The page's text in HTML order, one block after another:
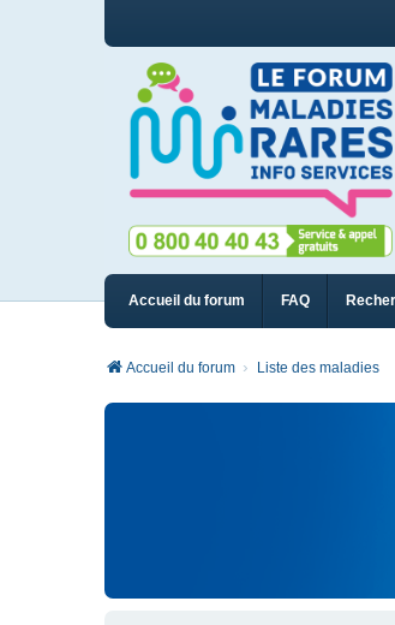
Accueil du forum FAQ
Accueil du forum Liste des maladies